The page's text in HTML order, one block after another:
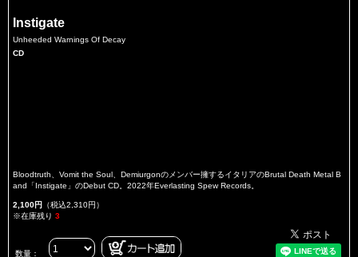
Instigate
Unheeded Warnings Of Decay
CD
Bloodtruth、Vomit the Soul、Demiurgonのメンバー擁するイタリアのBrutal Death Metal B
and「Instigate」のDebut CD。2022年Everlasting Spew Records。
2,100円 （税込2,310円）
※在庫残り 3
数量：